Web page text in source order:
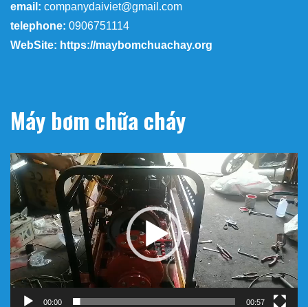
email: companydaiviet@gmail.com
telephone: 0906751114
WebSite: https://maybomchuachay.org
Máy bơm chữa cháy
Trình
chơi
Video
00:00 00:57